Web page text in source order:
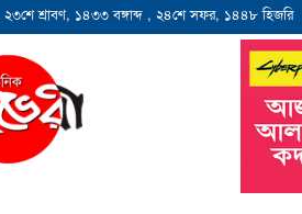
২৩শে শ্রাবণ, ১৪৩৩ বঙ্গাব্দ , ২৪শে সফর, ১৪৪৮ হিজরি